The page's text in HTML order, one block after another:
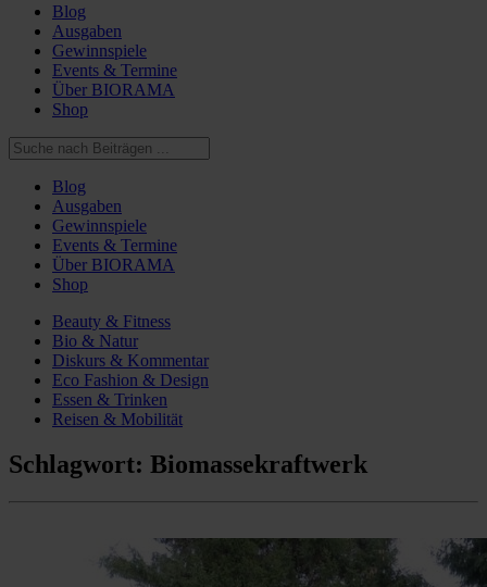
Blog
Ausgaben
Gewinnspiele
Events & Termine
Über BIORAMA
Shop
Blog
Ausgaben
Gewinnspiele
Events & Termine
Über BIORAMA
Shop
Beauty & Fitness
Bio & Natur
Diskurs & Kommentar
Eco Fashion & Design
Essen & Trinken
Reisen & Mobilität
Schlagwort: Biomassekraftwerk